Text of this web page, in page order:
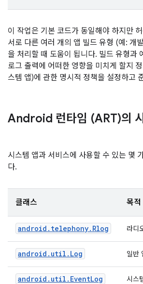
이 작업은 기본 코드가 동일해야 하지만
서로 다른 여러 개의 앱 빌드 유형 (예: 개
을 처리할 때 도움이 됩니다. 빌드 유형과
로그 출력에 어떠한 영향을 미치게 할지
스템 앱)에 관한 명시적 정책을 설정하고
Android 런타임 (ART)의
시스템 앱과 서비스에 사용할 수 있는 몇
다.
클래스 목적
android.telephony.Rlog 라디
android.util.Log 일반
android.util.EventLog
시스